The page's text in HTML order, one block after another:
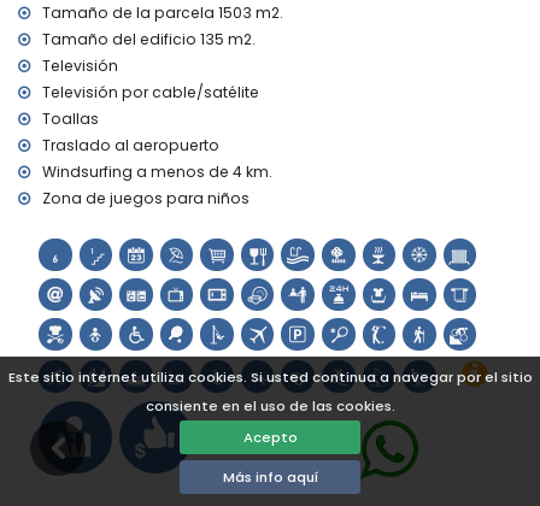
Este sitio internet utiliza cookies. Si usted continua a navegar por el sitio
consiente en el uso de las cookies.
Acepto
Más info aquí
Iglesia (Iglesia Parroquial de Santa Catalina), castillo
(Castell de Moraira), ruina (Castell de Moraira), monumento
(Torre de Vigía del Cap d'Or) y lugar histórico (Centro
histórico) (a menos de 5 kilómetros del alojamiento)
Museo (Ecomuseo Cemroqt L'almassera) (a menos de 10
kilómetros del alojamiento)
Deportes
Pesca y snorkel (a menos de 1000 metros de la villa)
montaña, ciclismo, canotaje, kayak, buceo, surf, windsurf y
esquí acuático (a menos de 5 kilómetros de la villa)
Escalada (a menos de 10 kilómetros de la villa)
Tamaño de la parcela 1503 m2.
Tamaño del edificio 135 m2.
Televisión
Televisión por cable/satélite
Toallas
Traslado al aeropuerto
Windsurfing a menos de 4 km.
Zona de juegos para niños